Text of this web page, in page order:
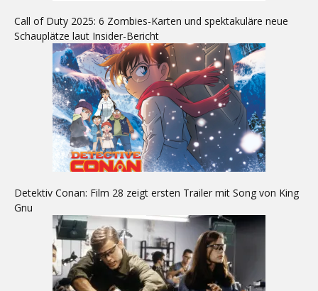
Call of Duty 2025: 6 Zombies-Karten und spektakuläre neue
Schauplätze laut Insider-Bericht
Detektiv Conan: Film 28 zeigt ersten Trailer mit Song von King
Gnu